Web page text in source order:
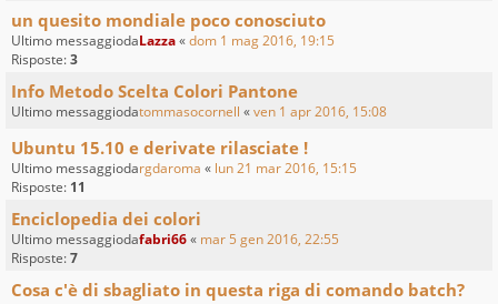
un quesito mondiale poco conosciuto
Ultimo messaggiodaLazza«dom 1 mag 2016, 19:15
Risposte:3
Info Metodo Scelta Colori Pantone
Ultimo messaggiodatommasocornell «ven 1 apr 2016, 15:08
Ubuntu 15.10 e derivate rilasciate !
Ultimo messaggiodargdaroma « lun 21 mar 2016, 15:15
Risposte: 11
Enciclopedia dei colori
Ultimo messaggiodafabri66« mar 5 gen 2016, 22:55
Risposte:7
Cosa c'è di sbagliato in questa riga di comando batch?